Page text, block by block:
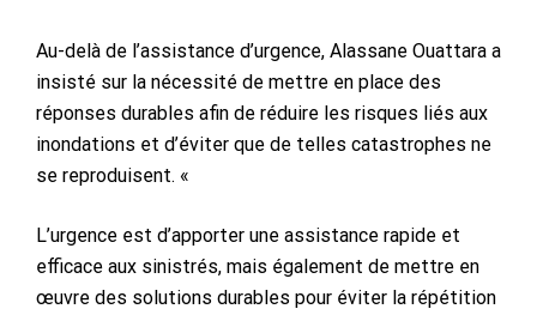
Au-delà de l’assistance d’urgence, Alassane Ouattara a
insisté sur la nécessité de mettre en place des
réponses durables afin de réduire les risques liés aux
inondations et d’éviter que de telles catastrophes ne
se reproduisent. «
L’urgence est d’apporter une assistance rapide et
efficace aux sinistrés, mais également de mettre en
œuvre des solutions durables pour éviter la répétition